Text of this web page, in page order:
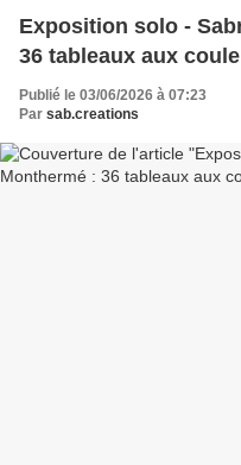
Exposition solo -
36 tableaux aux
Publié le 03/06/2026 à 07:23
Par sab.creations